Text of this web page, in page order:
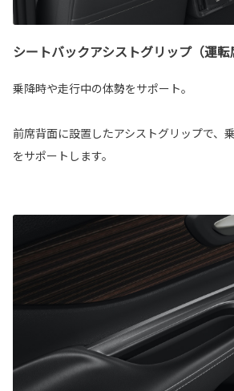
シートバックアシストグリップ（運転
乗降時や走行中の体勢をサポート。
前席背面に設置したアシストグリップで、
をサポートします。